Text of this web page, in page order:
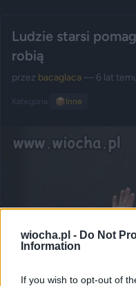
wiocha.pl - Do Not
Information
If you wish to opt-out of
Ludzie starsi
robią
przez bacaglaca — 6 lat
Kategoria: 📦 Inne